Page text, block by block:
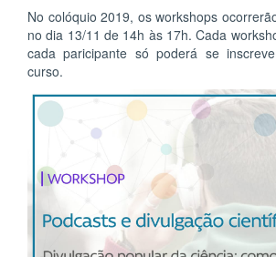
No colóquio 2019, os workshops
no dia 13/11 de 14h às 17h. Cada
cada paricipante só poderá se
curso.